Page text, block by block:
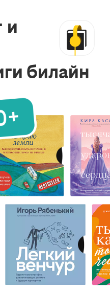
и
билайн